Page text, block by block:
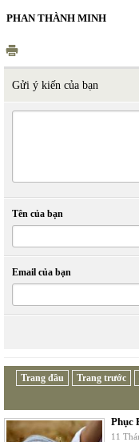
PHAN THÀNH MINH
Gửi ý kiến của bạn
Tên của bạn
Email của bạn
Trang đầu Trang trước
Phục
11